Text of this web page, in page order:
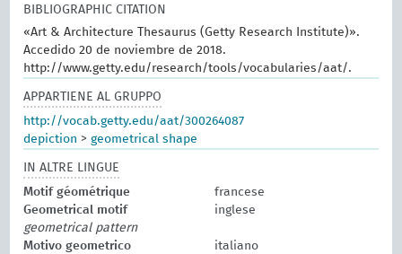
BIBLIOGRAPHIC CITATION
«Art & Architecture Thesaurus (Getty Research Institute)».
Accedido 20 de noviembre de 2018.
http://www.getty.edu/research/tools/vocabularies/aat/.
APPARTIENE AL GRUPPO
http://vocab.getty.edu/aat/300264087
depiction >geometrical shape
IN ALTRE LINGUE
Motif géométrique
francese
Geometrical motif
inglese
geometrical pattern
Motivo geometrico
italiano